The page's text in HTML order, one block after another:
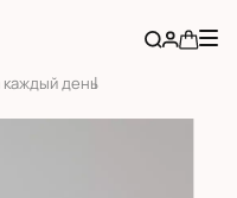
каждый день